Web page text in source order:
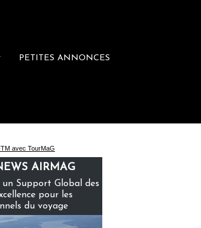
PETITES ANNONCES
du voyage
AIRMAG
un Support Global des
pour les
du voyage